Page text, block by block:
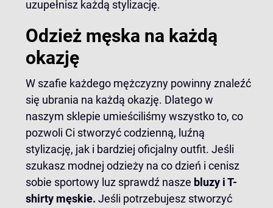
uzupełnisz każdą stylizację.
Odzież męska na każdą
okazję
W szafie każdego mężczyzny powinny znaleźć
się ubrania na każdą okazję. Dlatego w
naszym sklepie umieściliśmy wszystko to, co
pozwoli Ci stworzyć codzienną, luźną
stylizację, jak i bardziej oficjalny outfit. Jeśli
szukasz modnej odzieży na co dzień i cenisz
sobie sportowy luz sprawdź nasze bluzy i T-
shirty męskie. Jeśli potrzebujesz stworzyć